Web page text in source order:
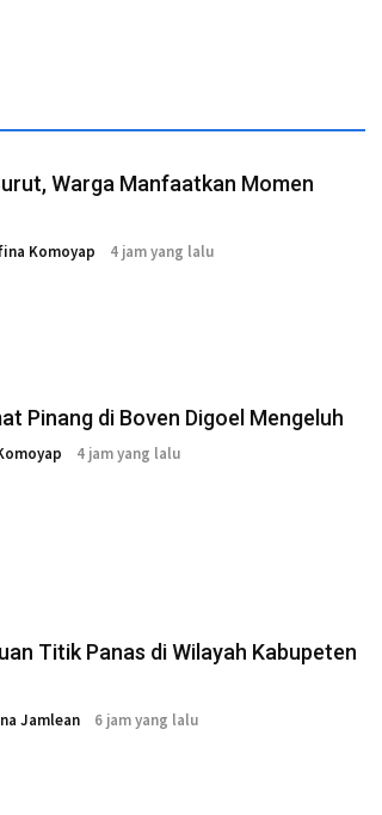
Warga Manfaatkan Momen
Komoyap 4 jam yang lalu
Pinang di Boven Digoel Mengeluh
4 jam yang lalu
Titik Panas di Wilayah Kabupeten
Jamlean 6 jam yang lalu